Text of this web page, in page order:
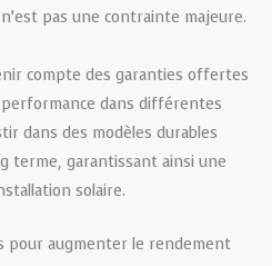
pas une contrainte majeure.
compte des garanties offertes
dans différentes
dans des modèles durables
terme, garantissant ainsi une
solaire.
pour augmenter le rendement